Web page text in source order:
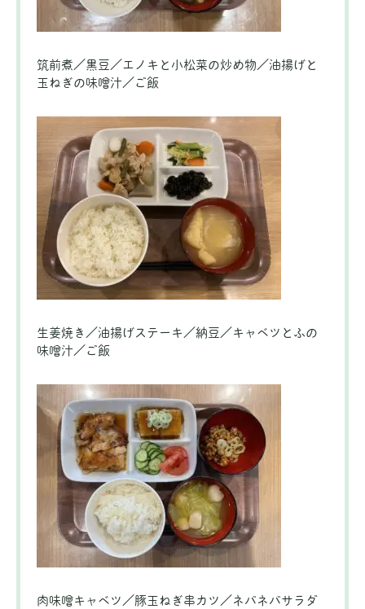
筑前煮／黒豆／エノキと小松菜の炒め物／油揚げと
玉ねぎの味噌汁／ご飯
生姜焼き／油揚げステーキ／納豆／キャベツとふの
味噌汁／ご飯
肉味噌キャベツ／豚玉ねぎ串カツ／ネバネバサラダ